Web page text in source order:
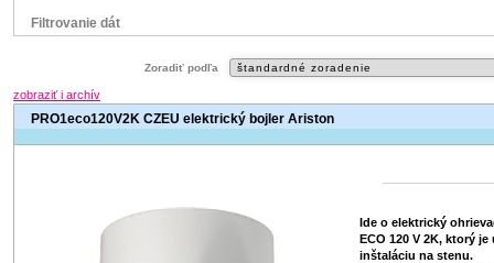
Filtrovanie dát
Tatramat
Zoradiť podľa
zobraziť i archív
PRO1eco120V2K CZEU elektrický bojler Ariston
Ide o elektrický
ECO 120 V 2K, ktorý
inštaláciu na stenu.